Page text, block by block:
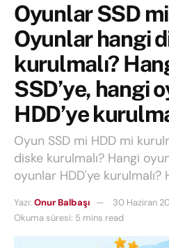
Oyunlar SSD
Oyunlar hangi
kurulmalı?
SSD’ye, hangi
HDD’ye
Oyun SSD mi HDD mi
diske kurulmalı? Hangi
oyunlar HDD'ye kurulmalı?
Yazı: Onur Balbaşı
30 Haziran
Okuma süresi: 5 mins read